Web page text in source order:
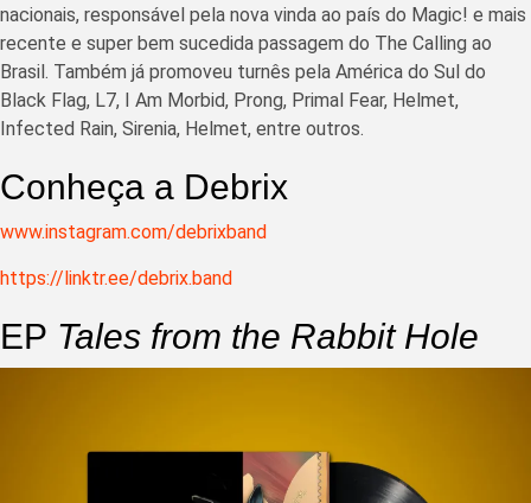
nacionais, responsável pela nova vinda ao país do Magic! e mais
recente e super bem sucedida passagem do The Calling ao
Brasil. Também já promoveu turnês pela América do Sul do
Black Flag, L7, I Am Morbid, Prong, Primal Fear, Helmet,
Infected Rain, Sirenia, Helmet, entre outros.
Conheça a Debrix
www.instagram.com/debrixband
https://linktr.ee/debrix.band
EP Tales from the Rabbit Hole